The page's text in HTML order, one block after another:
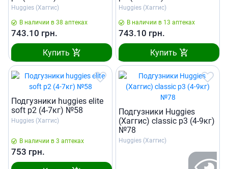
Huggies (Хаггис)
В наличии в 38 аптеках
743.10 грн.
Купить
Huggies (Хаггис)
В наличии в 13 аптеках
743.10 грн.
Купить
Подгузники huggies elite
soft р2 (4-7кг) №58
Huggies (Хаггис)
В наличии в 3 аптеках
753 грн.
Подгузники Huggies
(Хаггис) classic р3 (4-9кг)
№78
Huggies (Хаггис)